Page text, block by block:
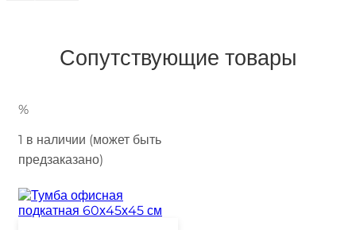
Сопутствующие товары
%
1 в наличии (может быть
предзаказано)